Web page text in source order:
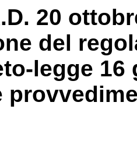
20
del
legge 16